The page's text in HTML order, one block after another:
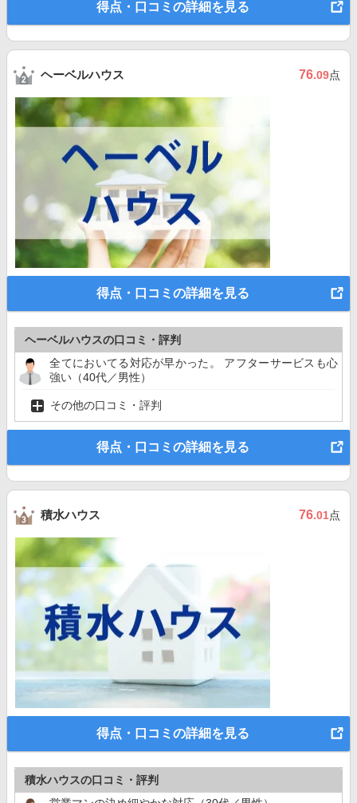
得点・口コミの詳細を見る
ヘーベルハウス 76.09点
得点・口コミの詳細を見る
ヘーベルハウスの口コミ・評判
全てにおいてる対応が早かった。 アフターサービスも心
強い（40代／男性）
その他の口コミ・評判
得点・口コミの詳細を見る
積水ハウス 76.01点
得点・口コミの詳細を見る
積水ハウスの口コミ・評判